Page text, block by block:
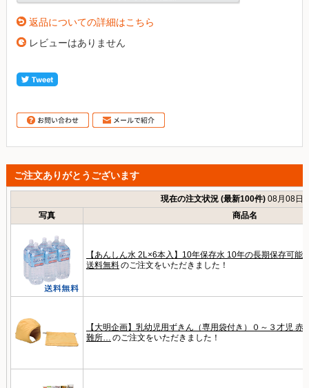
返品についての詳細はこちら
レビューはありません
ご注文ありがとうございます